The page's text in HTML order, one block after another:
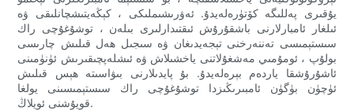
يۇقىرى پەللىگە كۆتۈرەلەيدۇ. ئەۋرىشىملىكى ، كېڭەيتىشچانلىقى ۋە
ئىلغار ئامبارلارنى باشقۇرۇش ئىقتىدارلىرى بىلەن ، توشۇغۇچى راك
سىستېمىسى تەننەرخنى تېجەيدىغان ۋە سىجىل ھەل قىلىش چارىسى
بولۇپ ، ئومۇمىي مەشغۇلاتنى ياخشىلاش ۋە ئىشلەپچىقىرىش ئۈنۈمىنى
ئاشۇرۇشقا ياردەم بېرەلەيدۇ. بۇ پايدىلارنى بىۋاسىتە ھېس قىلىش
ئۈچۈن بۈگۈن ئامبىرىڭىزدا توشۇغۇچى راك سىستېمىسىنى يولغا
قويۇشنى ئويلاڭ.